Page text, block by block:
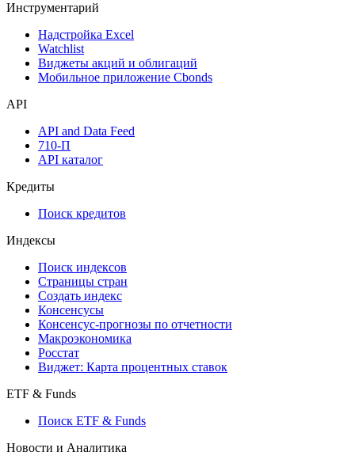
Инструментарий
Надстройка Excel
Watchlist
Виджеты акций и облигаций
Мобильное приложение Cbonds
API
API and Data Feed
710-П
API каталог
Кредиты
Поиск кредитов
Индексы
Поиск индексов
Страницы стран
Создать индекс
Консенсусы
Консенсус-прогнозы по отчетности
Макроэкономика
Росстат
Виджет: Карта процентных ставок
ETF & Funds
Поиск ETF & Funds
Новости и Аналитика